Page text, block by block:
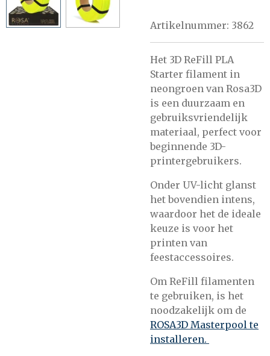
Artikelnummer: 3862
Het 3D ReFill PLA
Starter filament in
neongroen van Rosa3D
is een duurzaam en
gebruiksvriendelijk
materiaal, perfect voor
beginnende 3D-
printergebruikers.
Onder UV-licht glanst
het bovendien intens,
waardoor het de ideale
keuze is voor het
printen van
feestaccessoires.
Om ReFill filamenten
te gebruiken, is het
noodzakelijk om de
ROSA3D Masterpool te
installeren.